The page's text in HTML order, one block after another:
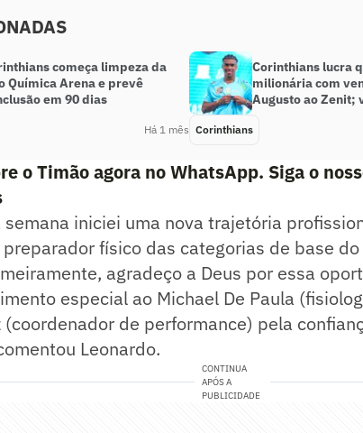
começa limpeza da
Química Arena e prevê
em 90 dias
Há 1 mês
Corinthians lucra
milionária com
Augusto ao Zenit;
Corinthians
o Timão agora no WhatsApp. Siga o
iniciei uma nova trajetória
físico das categorias de base
agradeço a Deus por essa
especial ao Michael De Paula
(coordenador de performance) pela
Leonardo.
CONTINUA
APÓS A
PUBLICIDADE